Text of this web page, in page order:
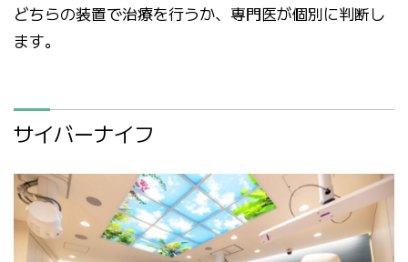
どちらの装置で治療を行うか、専門医が個別に判断し
ます。
サイバーナイフ